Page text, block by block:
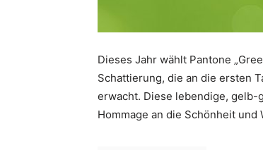
Dieses Jahr wählt Pantone
Schattierung, die an die ersten
erwacht. Diese lebendige, gelb-
Hommage an die Schönheit und